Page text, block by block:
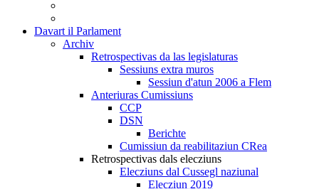
Davart il Parlament
Archiv
Retrospectivas da las legislaturas
Sessiuns extra muros
Sessiun d'atun 2006 a Flem
Anteriuras Cumissiuns
CCP
DSN
Berichte
Cumissiun da reabilitaziun CRea
Retrospectivas dals elecziuns
Elecziuns dal Cussegl naziunal
Elecziun 2019